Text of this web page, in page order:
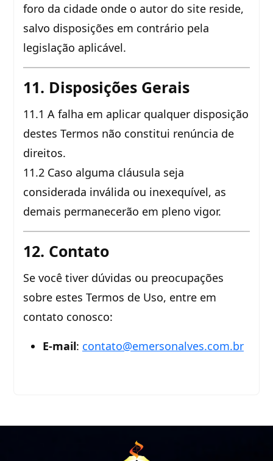
foro da cidade onde o autor do site reside,
salvo disposições em contrário pela
legislação aplicável.
11. Disposições Gerais
11.1 A falha em aplicar qualquer disposição
destes Termos não constitui renúncia de
direitos.
11.2 Caso alguma cláusula seja
considerada inválida ou inexequível, as
demais permanecerão em pleno vigor.
12. Contato
Se você tiver dúvidas ou preocupações
sobre estes Termos de Uso, entre em
contato conosco:
E-mail: contato@emersonalves.com.br